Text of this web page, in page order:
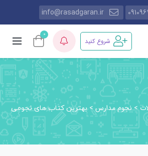
info@rasadgaran.ir
شروع کنید
0
>نجوم مدارس>بهترین کتاب های نجومی